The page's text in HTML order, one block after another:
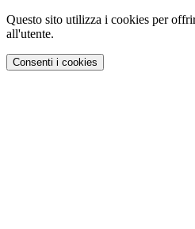
Questo sito utilizza i cookies per
all'utente.
Consenti i cookies